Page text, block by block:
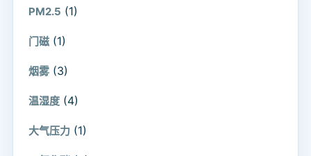
PM2.5 (1)
门磁 (1)
烟雾 (3)
温湿度 (4)
大气压力 (1)